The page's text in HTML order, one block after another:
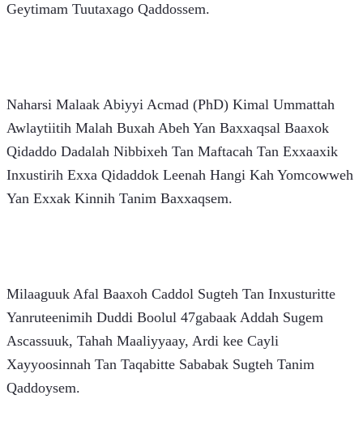
Geytimam Tuutaxago Qaddossem.
Naharsi Malaak Abiyyi Acmad (PhD) Kimal Ummattah
Awlaytiitih Malah Buxah Abeh Yan Baxxaqsal Baaxok
Qidaddo Dadalah Nibbixeh Tan Maftacah Tan Exxaaxik
Inxustirih Exxa Qidaddok Leenah Hangi Kah Yomcowweh
Yan Exxak Kinnih Tanim Baxxaqsem.
Milaaguuk Afal Baaxoh Caddol Sugteh Tan Inxusturitte
Yanruteenimih Duddi Boolul 47gabaak Addah Sugem
Ascassuuk, Tahah Maaliyyaay, Ardi kee Cayli
Xayyoosinnah Tan Taqabitte Sababak Sugteh Tanim
Qaddoysem.